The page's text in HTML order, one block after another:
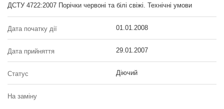
ДСТУ 4722:2007 Порічки червоні та білі свіжі. Технічні умови
Дата початку дії 01.01.2008
Дата прийняття 29.01.2007
Статус Діючий
На заміну